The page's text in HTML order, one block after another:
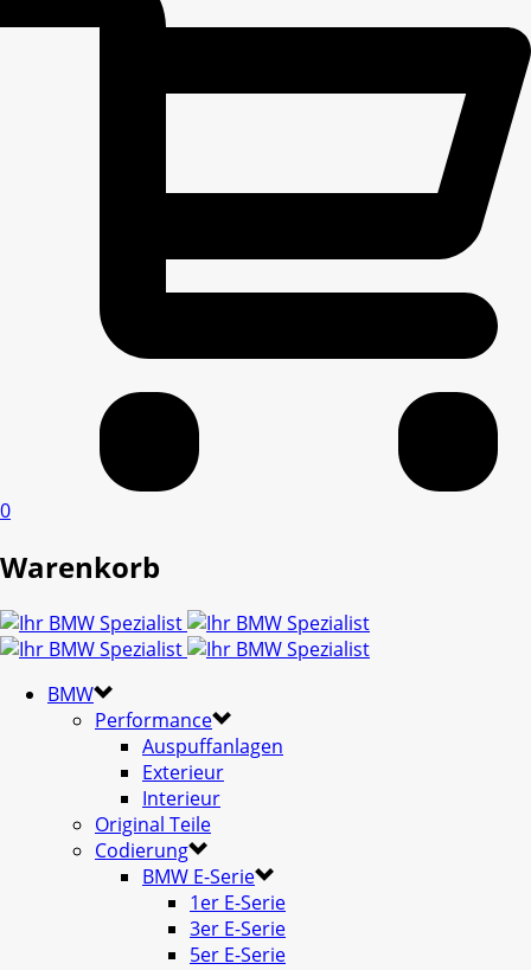
0
Warenkorb
BMW
Performance
Auspuffanlagen
Exterieur
Interieur
Original Teile
Codierung
BMW E-Serie
1er E-Serie
3er E-Serie
5er E-Serie